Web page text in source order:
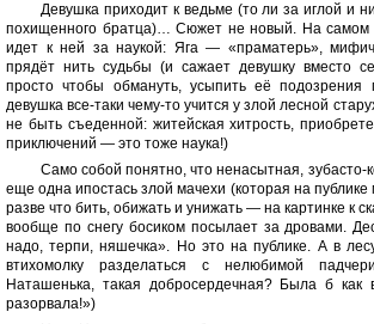
Девушка приходит к ведьме (то ли за иглой и
похищенного братца)… Сюжет не новый. На самом
идет к ней за наукой: Яга — «праматерь»,
прядёт нить судьбы (и сажает девушку вместо
просто чтобы обмануть, усыпить её
девушка все-таки чему-то учится у злой лесной
не быть съеденной: житейская хитрость,
приключений — это тоже наука!)
Само собой понятно, что ненасытная, зубасто-
еще одна ипостась злой мачехи (которая на
разве что бить, обижать и унижать — на картинке к
вообще по снегу босиком посылает за дровами.
надо, терпи, няшечка». Но это на публике. А в
втихомолку разделаться с нелюбимой
Наташенька, такая добросердечная? Была б
разорвала!»)